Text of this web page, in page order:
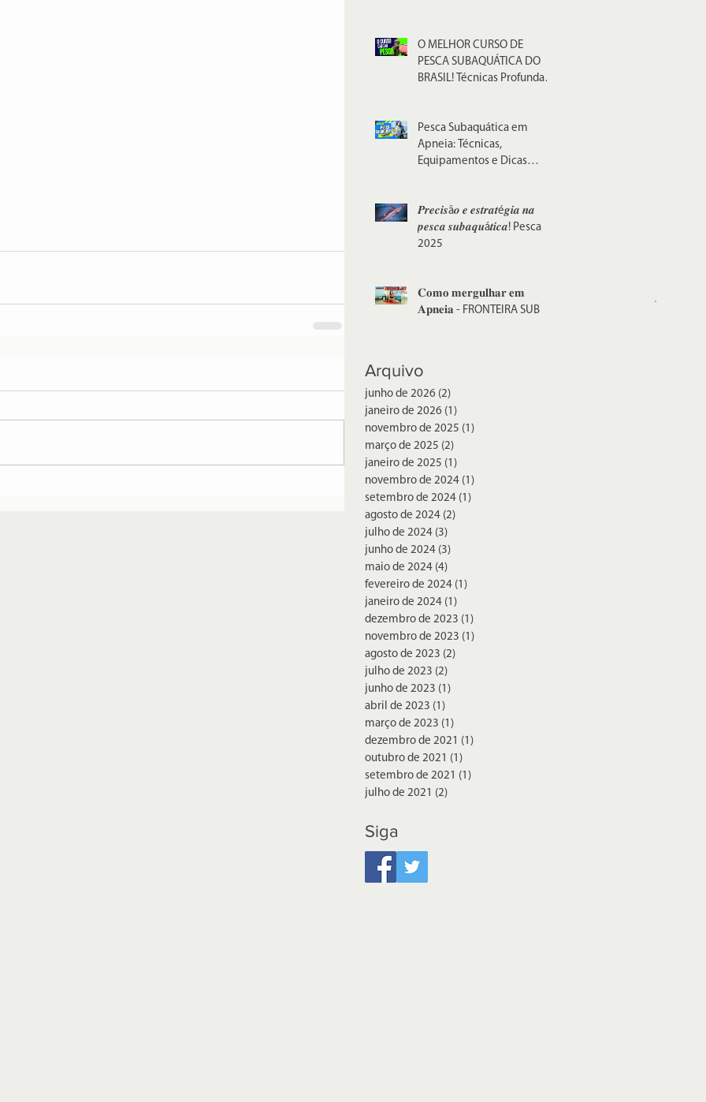
O MELHOR CURSO DE
PESCA SUBAQUÁTICA DO
BRASIL! Técnicas Profundas,
Pesca Subaquática em
Apneia: Técnicas,
Equipamentos e Dicas
𝑷𝒓𝒆𝒄𝒊𝒔ã𝒐 𝒆 𝒆𝒔𝒕𝒓𝒂𝒕é𝒈𝒊𝒂 𝒏𝒂
𝒑𝒆𝒔𝒄𝒂 𝒔𝒖𝒃𝒂𝒒𝒖á𝒕𝒊𝒄𝒂! Pesca
2025
𝐂𝐨𝐦𝐨 𝐦𝐞𝐫𝐠𝐮𝐥𝐡𝐚𝐫 𝐞𝐦
𝐀𝐩𝐧𝐞𝐢𝐚 - FRONTEIRA SUB
Arquivo
junho de 2026 (2)
janeiro de 2026 (1)
novembro de 2025 (1)
março de 2025 (2)
janeiro de 2025 (1)
novembro de 2024 (1)
setembro de 2024 (1)
agosto de 2024 (2)
julho de 2024 (3)
junho de 2024 (3)
maio de 2024 (4)
fevereiro de 2024 (1)
janeiro de 2024 (1)
dezembro de 2023 (1)
novembro de 2023 (1)
agosto de 2023 (2)
julho de 2023 (2)
junho de 2023 (1)
abril de 2023 (1)
março de 2023 (1)
dezembro de 2021 (1)
outubro de 2021 (1)
setembro de 2021 (1)
julho de 2021 (2)
Siga